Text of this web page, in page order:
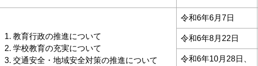
教育行政の推進について
学校教育の充実について
交通安全・地域安全対策の推進について
令和6年6月7日
令和6年8月22日
令和6年10月28日、